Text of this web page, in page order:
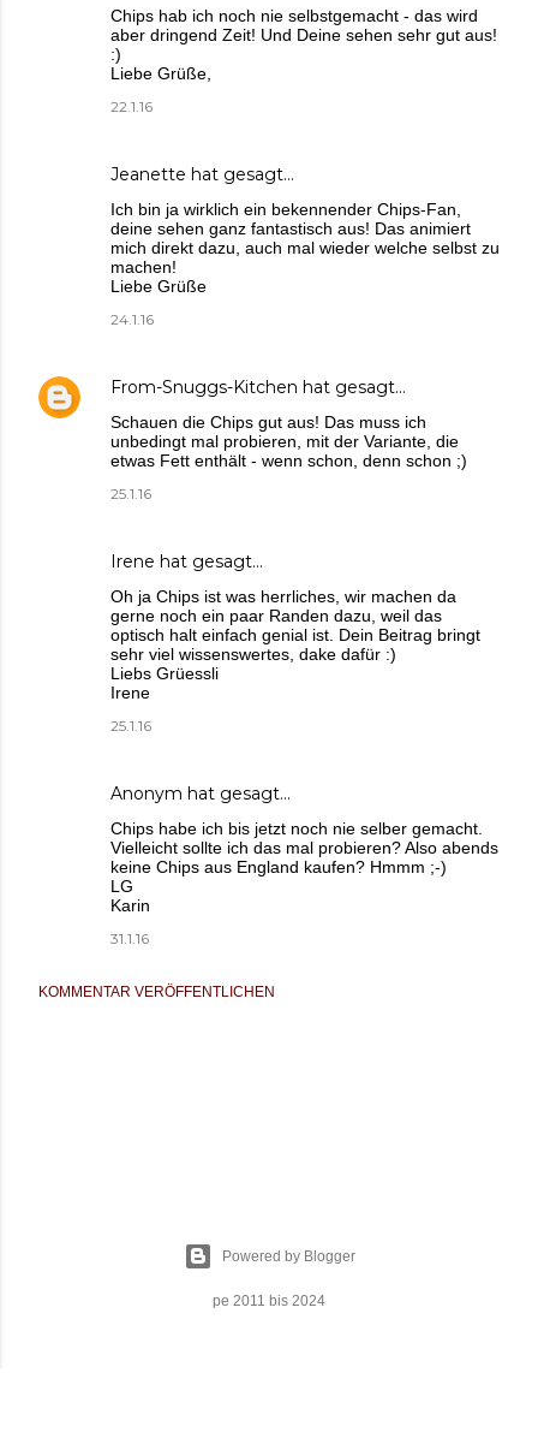
Chips hab ich noch nie selbstgemacht - das wird
aber dringend Zeit! Und Deine sehen sehr gut aus!
:)
Liebe Grüße,
22.1.16
Jeanette hat gesagt…
Ich bin ja wirklich ein bekennender Chips-Fan,
deine sehen ganz fantastisch aus! Das animiert
mich direkt dazu, auch mal wieder welche selbst zu
machen!
Liebe Grüße
24.1.16
From-Snuggs-Kitchen hat gesagt…
Schauen die Chips gut aus! Das muss ich
unbedingt mal probieren, mit der Variante, die
etwas Fett enthält - wenn schon, denn schon ;)
25.1.16
Irene hat gesagt…
Oh ja Chips ist was herrliches, wir machen da
gerne noch ein paar Randen dazu, weil das
optisch halt einfach genial ist. Dein Beitrag bringt
sehr viel wissenswertes, dake dafür :)
Liebs Grüessli
Irene
25.1.16
Anonym hat gesagt…
Chips habe ich bis jetzt noch nie selber gemacht.
Vielleicht sollte ich das mal probieren? Also abends
keine Chips aus England kaufen? Hmmm ;-)
LG
Karin
31.1.16
KOMMENTAR VERÖFFENTLICHEN
Powered by Blogger
pe 2011 bis 2024